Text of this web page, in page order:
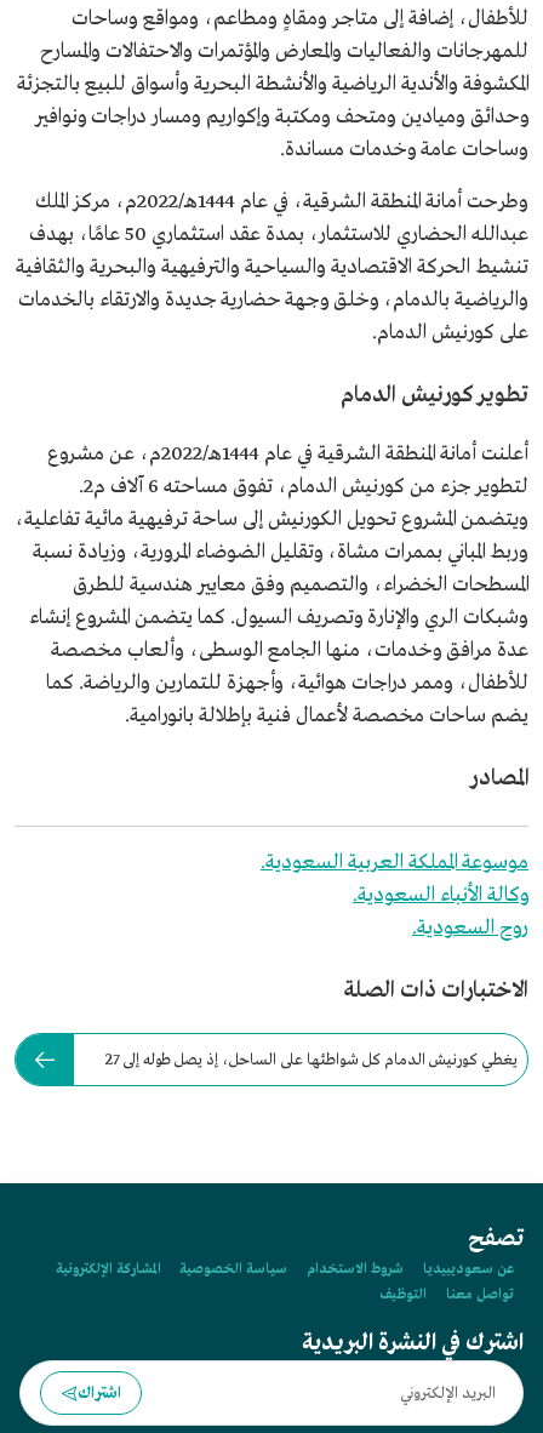
للأطفال، إضافة إلى متاجر ومقاهٍ ومطاعم، ومواقع وساحات
للمهرجانات والفعاليات والمعارض والمؤتمرات والاحتفالات والمسارح
المكشوفة والأندية الرياضية والأنشطة البحرية وأسواق للبيع بالتجزئة
وحدائق وميادين ومتحف ومكتبة وإكواريم ومسار دراجات ونوافير
وساحات عامة وخدمات مساندة.
وطرحت أمانة المنطقة الشرقية، في عام 1444هـ/2022م، مركز الملك
عبدالله الحضاري للاستثمار، بمدة عقد استثماري 50 عامًا، بهدف
تنشيط الحركة الاقتصادية والسياحية والترفيهية والبحرية والثقافية
والرياضية بالدمام، وخلق وجهة حضارية جديدة والارتقاء بالخدمات
على كورنيش الدمام.
تطوير كورنيش الدمام
أعلنت أمانة المنطقة الشرقية في عام 1444هـ/2022م، عن مشروع
لتطوير جزء من كورنيش الدمام، تفوق مساحته 6 آلاف م2.
ويتضمن المشروع تحويل الكورنيش إلى ساحة ترفيهية مائية تفاعلية،
وربط المباني بممرات مشاة، وتقليل الضوضاء المرورية، وزيادة نسبة
المسطحات الخضراء، والتصميم وفق معايير هندسية للطرق
وشبكات الري والإنارة وتصريف السيول. كما يتضمن المشروع إنشاء
عدة مرافق وخدمات، منها الجامع الوسطى، وألعاب مخصصة
للأطفال، وممر دراجات هوائية، وأجهزة للتمارين والرياضة. كما
يضم ساحات مخصصة لأعمال فنية بإطلالة بانورامية.
المصادر
موسوعة المملكة العربية السعودية.
وكالة الأنباء السعودية.
روح السعودية.
الاختبارات ذات الصلة
يغطي كورنيش الدمام كل شواطئها على الساحل، إذ يصل طوله إلى 27
تصفح
عن سعوديبيديا شروط الاستخدام سياسة الخصوصية
المشاركة الإلكترونية
تواصل معنا
التوظيف
اشترك في النشرة البريدية
اشتراك